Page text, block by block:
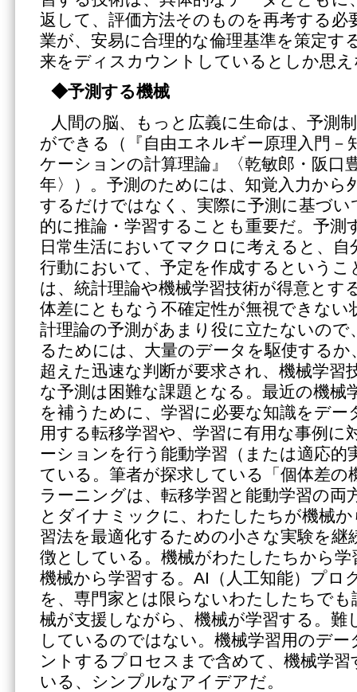
返して、評価方法そのものを再考する必
業が、安易に合理的な倫理基準を策定す
来をディスカウントしているとしか思
◆予測する機械
人間の脳、もっと広義に生命は、予測
ができる（『自由エネルギー原理入門－
ケーションの計算理論』〈乾敏郎・阪口
年〉）。予測のためには、知覚入力から
するだけではなく、実際に予測に基づい
的に推論・学習することも重要だ。予測
日常生活においてマクロに考えると、自
行動において、予定を作成するというこ
は、統計理論や機械学習技術が得意とす
体差にともなう不確定性が無視できない
計理論の予測があまり役に立たないので
るためには、大量のデータを駆使するか
超えた迅速な判断が要求され、機械学習
な予測は困難な課題となる。最近の機械
を補うために、学習に必要な知識をデー
用する転移学習や、学習に有用な事例に
ーションを行う能動学習（または適応的
ている。筆者が探求している「個体差の
ラーニングは、転移学習と能動学習の両
とダイナミックに、わたしたちが機械
習法を最適化するための小さな実験を継
徴としている。機械がわたしたちから
機械から学習する。AI（人工知能）プロ
を、専門家とは限らないわたしたちで
械が支援しながら、機械が学習する。難
しているのではない。機械学習用のデ
ントするプロセスまで含めて、機械学
いる、シンプルなアイデアだ。